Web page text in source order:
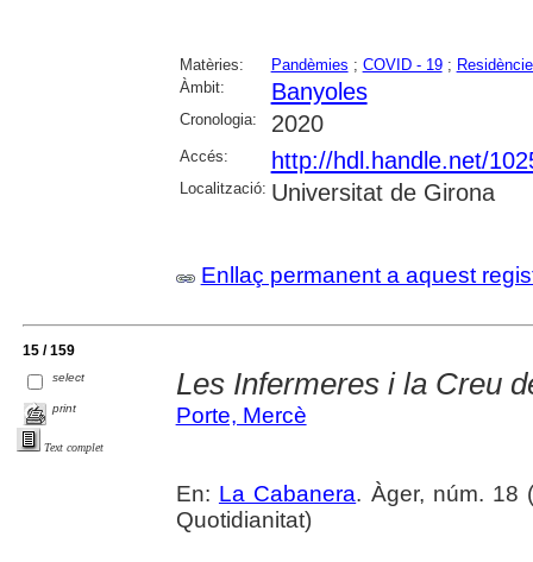
Matèries: Pandèmies ; COVID - 19;
Àmbit:
Banyoles
Cronologia: 2020
Accés: http://hdl.handle.net/
Localització: Universitat de Girona
Enllaç permanent a aquest
15 / 159
select
print
Text complet
Les Infermeres i la Creu
Porte, Mercè
En: La Cabanera. Àger, núm. 18
Quotidianitat)